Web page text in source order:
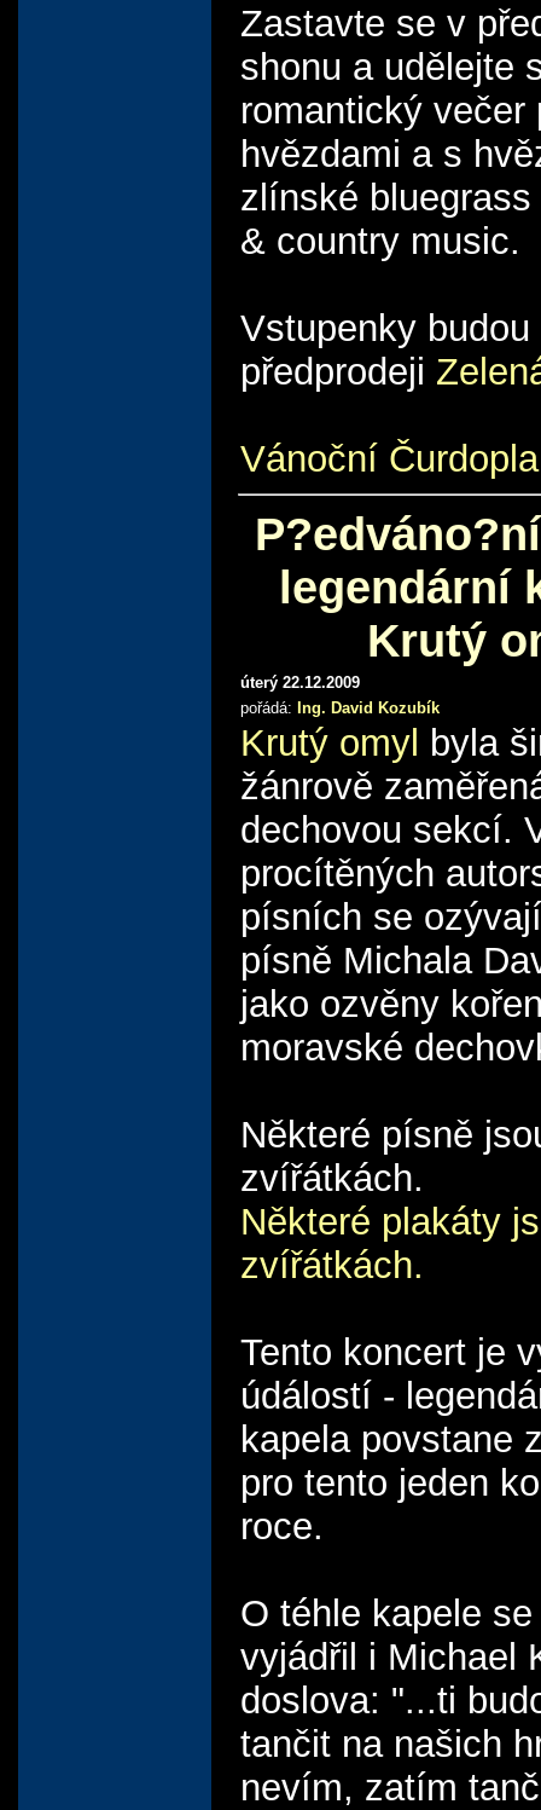
Zastavte se v
shonu a udělejte
romantický večer
hvězdami a s
zlínské
& country music.
Vstupenky
předprodeji
Vánoční
legendární
Krutý
úterý 22.12.2009
pořádá: Ing. David Kozubík
Krutý omyl byla
žánrově
dechovou sekcí.
procítěných
písních se
písně Michala
jako ozvěny
moravské
Některé písně
zvířátkách.
Některé plakáty
zvířátkách.
Tento koncert je
údálostí -
kapela povstane
pro tento jeden
roce.
O téhle kapele
vyjádřil i Michael
doslova: "...ti
tančit na našich
nevím, zatím